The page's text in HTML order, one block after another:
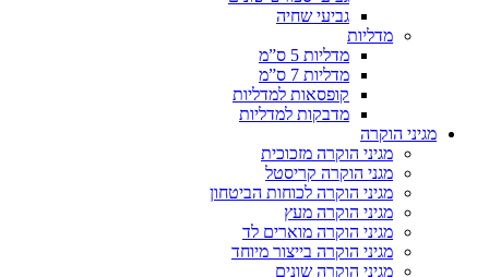
גביעי שחיה
מדליות
מדליות 5 ס”מ
מדליות 7 ס”מ
קופסאות למדליות
מדבקות למדליות
מגיני הוקרה
מגיני הוקרה מזכוכית
מגני הוקרה קריסטל
מגיני הוקרה לכוחות הביטחון
מגיני הוקרה מעץ
מגיני הוקרה מוארים לד
מגיני הוקרה בייצור מיוחד
מגיני הוקרה שונים